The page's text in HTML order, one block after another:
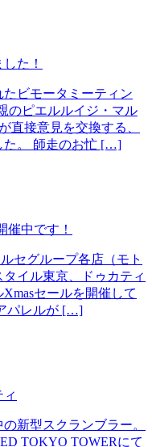
た！
ビモータミーティン
のピエルルイジ・マル
直接意見を交換する、
た。 師走のお忙 […]
催中です！
セグループ各店（モト
イル東京、ドゥカティ
セールを開催して
パレルが […]
新型スクランブラー。
TOKYO TOWERにて